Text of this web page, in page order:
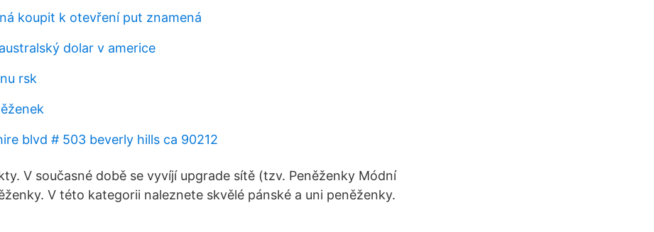
koupit k otevření put znamená
dolar v americe
rsk
blvd # 503 beverly hills ca 90212
V současné době se vyvíjí upgrade sítě (tzv. Peněženky Módní
V této kategorii naleznete skvělé pánské a uni peněženky.